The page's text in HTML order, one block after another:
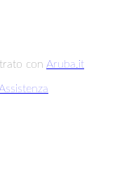
con Aruba.it